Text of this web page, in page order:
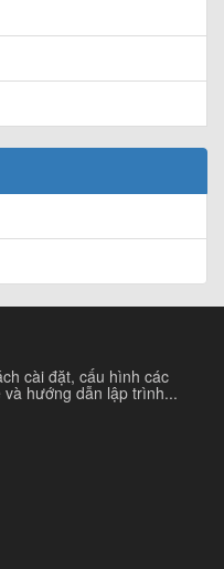
cài đặt, cấu hình các
hướng dẫn lập trình...